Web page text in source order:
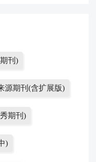
刊)
源期刊(含扩展版)
期刊)
)